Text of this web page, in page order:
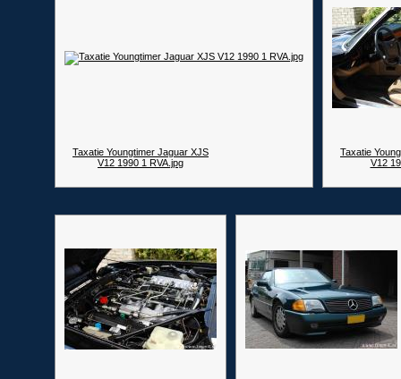
Taxatie Youngtimer Jaguar XJS
V12 1990 1 RVA.jpg
Taxatie
V12